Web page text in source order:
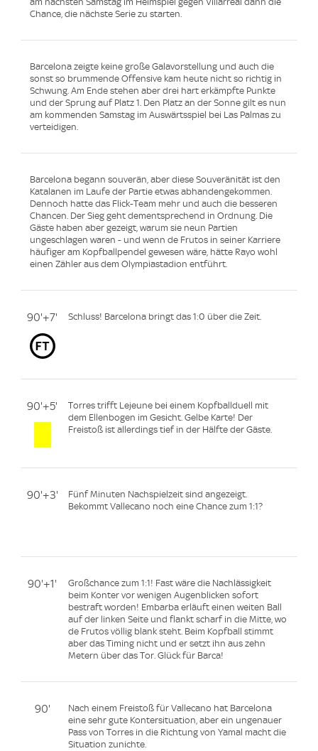
Chance, die nächste Serie zu starten.
Barcelona zeigte keine große Galavorstellung und auch die
sonst so brummende Offensive kam heute nicht so richtig in
Schwung. Am Ende stehen aber drei hart erkämpfte Punkte
und der Sprung auf Platz 1. Den Platz an der Sonne gilt es nun
am kommenden Samstag im Auswärtsspiel bei Las Palmas zu
verteidigen.
Barcelona begann souverän, aber diese Souveränität ist den
Katalanen im Laufe der Partie etwas abhandengekommen.
Dennoch hatte das Flick-Team mehr und auch die besseren
Chancen. Der Sieg geht dementsprechend in Ordnung. Die
Gäste haben aber gezeigt, warum sie neun Partien
ungeschlagen waren - und wenn de Frutos in seiner Karriere
häufiger am Kopfballpendel gewesen wäre, hätte Rayo wohl
einen Zähler aus dem Olympiastadion entführt.
90'+7' Schluss! Barcelona bringt das 1:0 über die Zeit.
90'+5'
Torres trifft Lejeune bei einem Kopfballduell mit
dem Ellenbogen im Gesicht. Gelbe Karte! Der
Freistoß ist allerdings tief in der Hälfte der Gäste.
90'+3'
Fünf Minuten Nachspielzeit sind angezeigt.
Bekommt Vallecano noch eine Chance zum 1:1?
90'+1'
Großchance zum 1:1! Fast wäre die Nachlässigkeit
beim Konter vor wenigen Augenblicken sofort
bestraft worden! Embarba erläuft einen weiten Ball
auf der linken Seite und flankt scharf in die Mitte, wo
de Frutos völlig blank steht. Beim Kopfball stimmt
aber das Timing nicht und er setzt ihn aus zehn
Metern über das Tor. Glück für Barca!
90'
Nach einem Freistoß für Vallecano hat Barcelona
eine sehr gute Kontersituation, aber ein ungenauer
Pass von Torres in die Richtung von Yamal macht die
Situation zunichte.